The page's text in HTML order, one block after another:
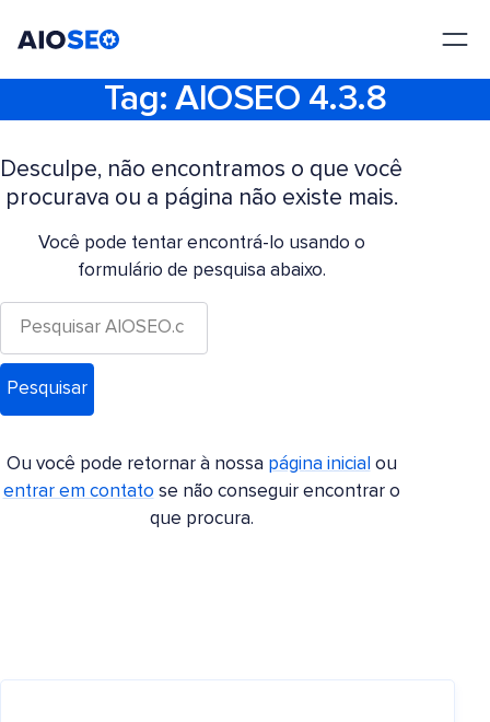
Tag:AIOSEO 4.3.8
Desculpe, não encontramos o que você
procurava ou a página não existe mais.
Você pode tentar encontrá-lo usando o
formulário de pesquisa abaixo.
Ou você pode retornar à nossa página inicial ou
entrar em contato se não conseguir encontrar o
que procura.